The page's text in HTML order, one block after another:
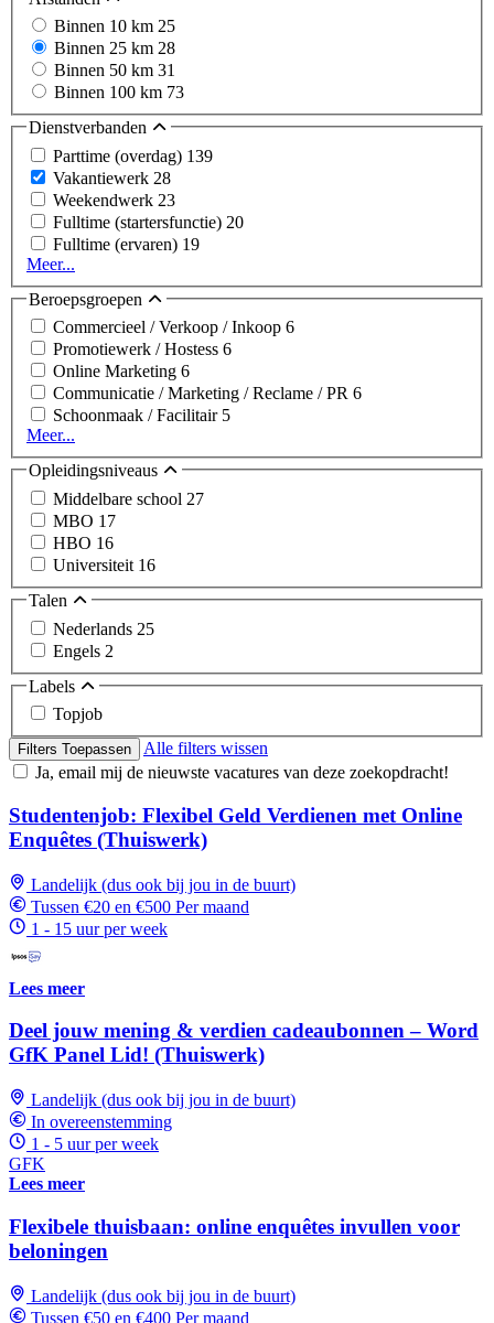
Binnen 10 km 25
Binnen 25 km 28
Binnen 50 km 31
Binnen 100 km 73
Dienstverbanden
Parttime (overdag) 139
Vakantiewerk 28
Weekendwerk 23
Fulltime (startersfunctie) 20
Fulltime (ervaren) 19
Meer...
Beroepsgroepen
Commercieel / Verkoop / Inkoop 6
Promotiewerk / Hostess 6
Online Marketing 6
Communicatie / Marketing / Reclame / PR 6
Schoonmaak / Facilitair 5
Meer...
Opleidingsniveaus
Middelbare school 27
MBO 17
HBO 16
Universiteit 16
Talen
Nederlands 25
Engels 2
Labels
Topjob
Filters Toepassen
Alle filters wissen
Ja, email mij de nieuwste vacatures van deze zoekopdracht!
Studentenjob: Flexibel Geld Verdienen met Online
Enquêtes (Thuiswerk)
Landelijk (dus ook bij jou in de buurt)
Tussen €20 en €500 Per maand
1 - 15 uur per week
Lees meer
Deel jouw mening & verdien cadeaubonnen – Word
GfK Panel Lid! (Thuiswerk)
Landelijk (dus ook bij jou in de buurt)
In overeenstemming
1 - 5 uur per week
GFK
Lees meer
Flexibele thuisbaan: online enquêtes invullen voor
beloningen
Landelijk (dus ook bij jou in de buurt)
Tussen €50 en €400 Per maand